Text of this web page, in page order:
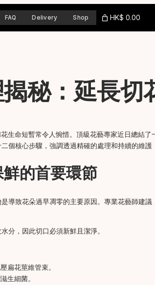
FAQ Delivery Shop HK$ 0.00
秘：延長切
生命短暫常令人惋惜。頂級花藝專家近日總結
個核心步驟，強調透過精確的處理和持續的維
的首要環節
導致花朵過早凋零的主要原因。專業花藝師建
分，因此切口必須新鮮且潔淨。
扁花莖維管束。
生細菌。